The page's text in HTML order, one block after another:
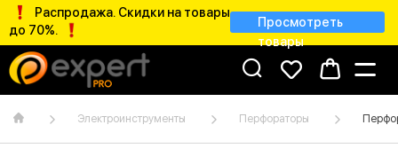
Распродажа. Скидки на товары
до 70%.
Просмотреть
товары
Электроинструменты Перфораторы